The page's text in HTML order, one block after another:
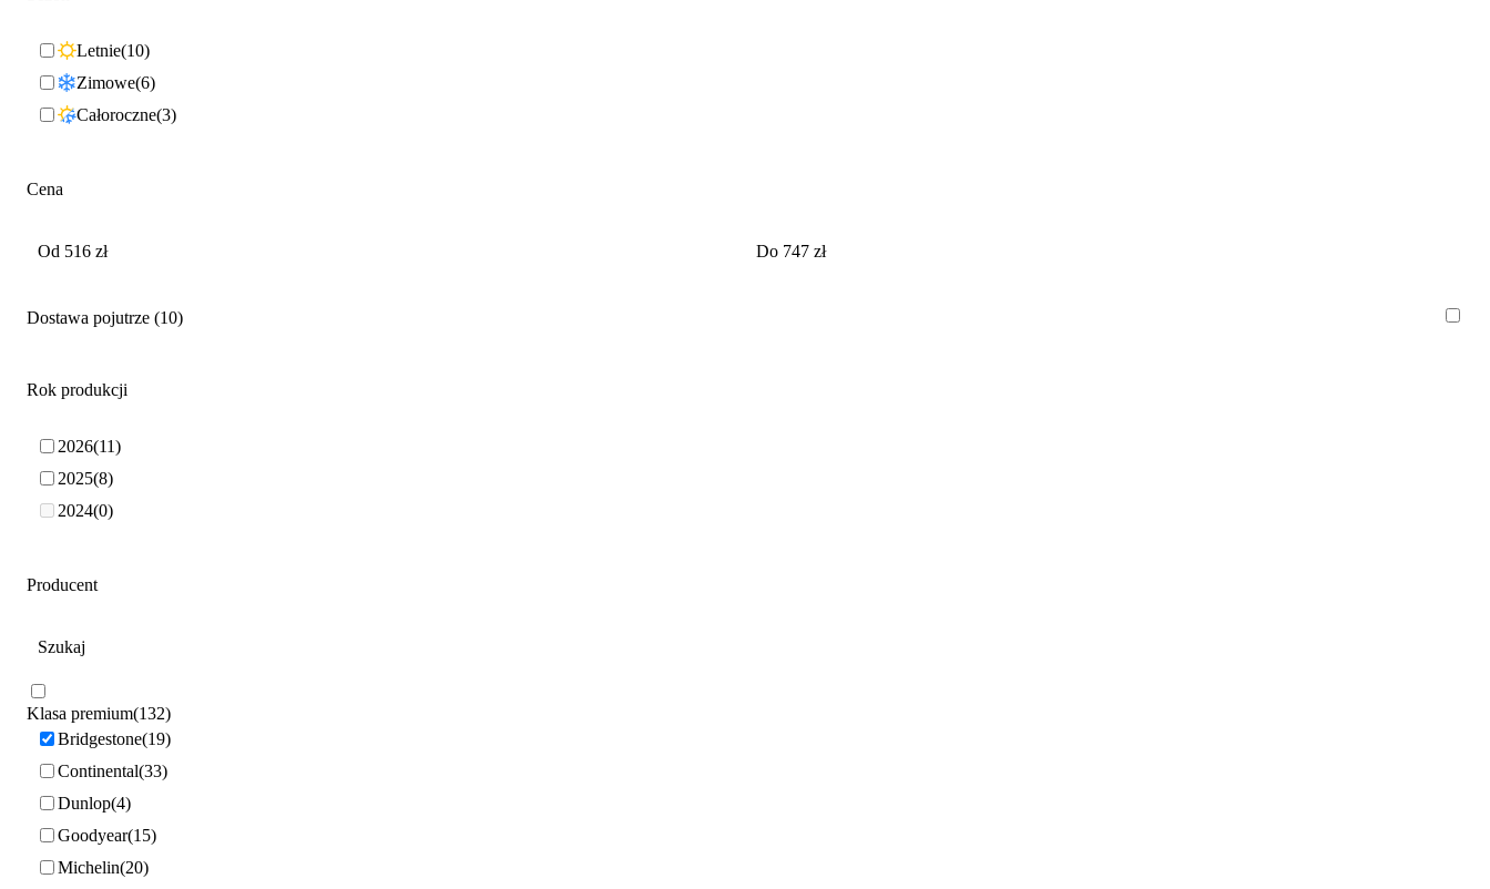
Letnie 10
Zimowe 6
Całoroczne 3
Cena
Dostawa pojutrze 10
Rok produkcji
2026 11
2025 8
2024 0
Producent
Klasa premium 132
Bridgestone 19
Continental 33
Dunlop 4
Goodyear 15
Michelin 20